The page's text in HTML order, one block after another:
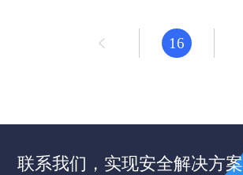
16
联系我们，实现安全解决方案